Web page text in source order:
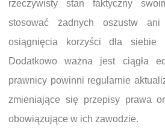
rzeczywisty stan faktyczny
stosować żadnych oszustw
osiągnięcia korzyści dla siebie
Dodatkowo ważna jest ciągła
prawnicy powinni regularnie
zmieniające się przepisy prawa
obowiązujące w ich zawodzie.